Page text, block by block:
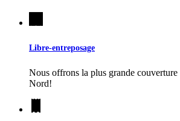
Libre-entreposage
Nous offrons la plus grande
Nord!